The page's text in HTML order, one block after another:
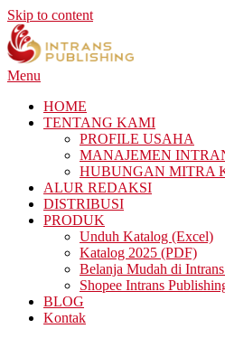
Skip to content
Menu
HOME
TENTANG KAMI
PROFILE USAHA
MANAJEMEN
HUBUNGAN MITRA
ALUR REDAKSI
DISTRIBUSI
PRODUK
Unduh Katalog (Excel)
Katalog 2025 (PDF)
Belanja Mudah di
Shopee Intrans
BLOG
Kontak